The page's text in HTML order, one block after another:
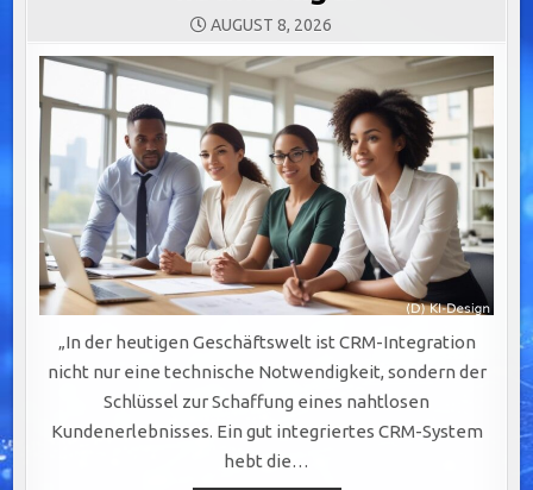
AUGUST 8, 2026
„In der heutigen Geschäftswelt ist CRM-Integration
nicht nur eine technische Notwendigkeit, sondern der
Schlüssel zur Schaffung eines nahtlosen
Kundenerlebnisses. Ein gut integriertes CRM-System
hebt die…